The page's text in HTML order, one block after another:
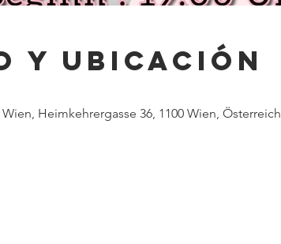
y ubicación
Heimkehrergasse 36, 1100 Wien, Österreich